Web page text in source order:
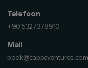
Telefoon
+90 5327378910
Mail
book@cappaventures.com